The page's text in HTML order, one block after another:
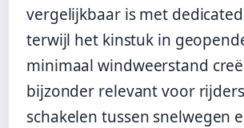
vergelijkbaar is met
terwijl het kinstuk in
minimaal windweerstand
bijzonder relevant voor
schakelen tussen snelwegen